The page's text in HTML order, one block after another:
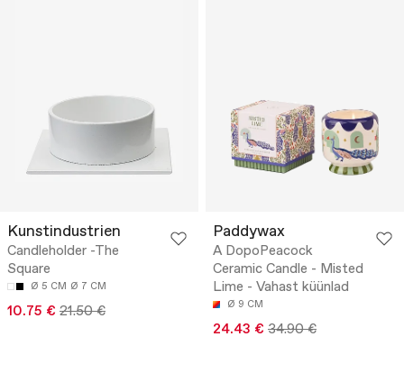
Kunstindustrien
Candleholder -The
Square
Ø 5 CM Ø 7 CM
10.75 € 21.50 €
Paddywax
A DopoPeacock
Ceramic Candle - Misted
Lime - Vahast küünlad
Ø 9 CM
24.43 € 34.90 €